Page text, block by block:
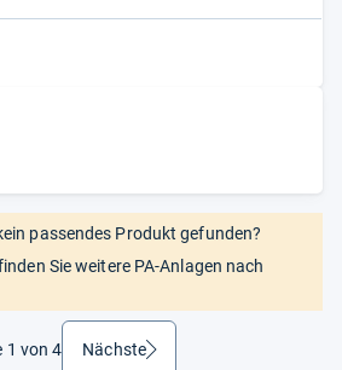
passendes Produkt gefunden?
Sie weitere PA-Anlagen nach
1 von 4 Nächsteweiter